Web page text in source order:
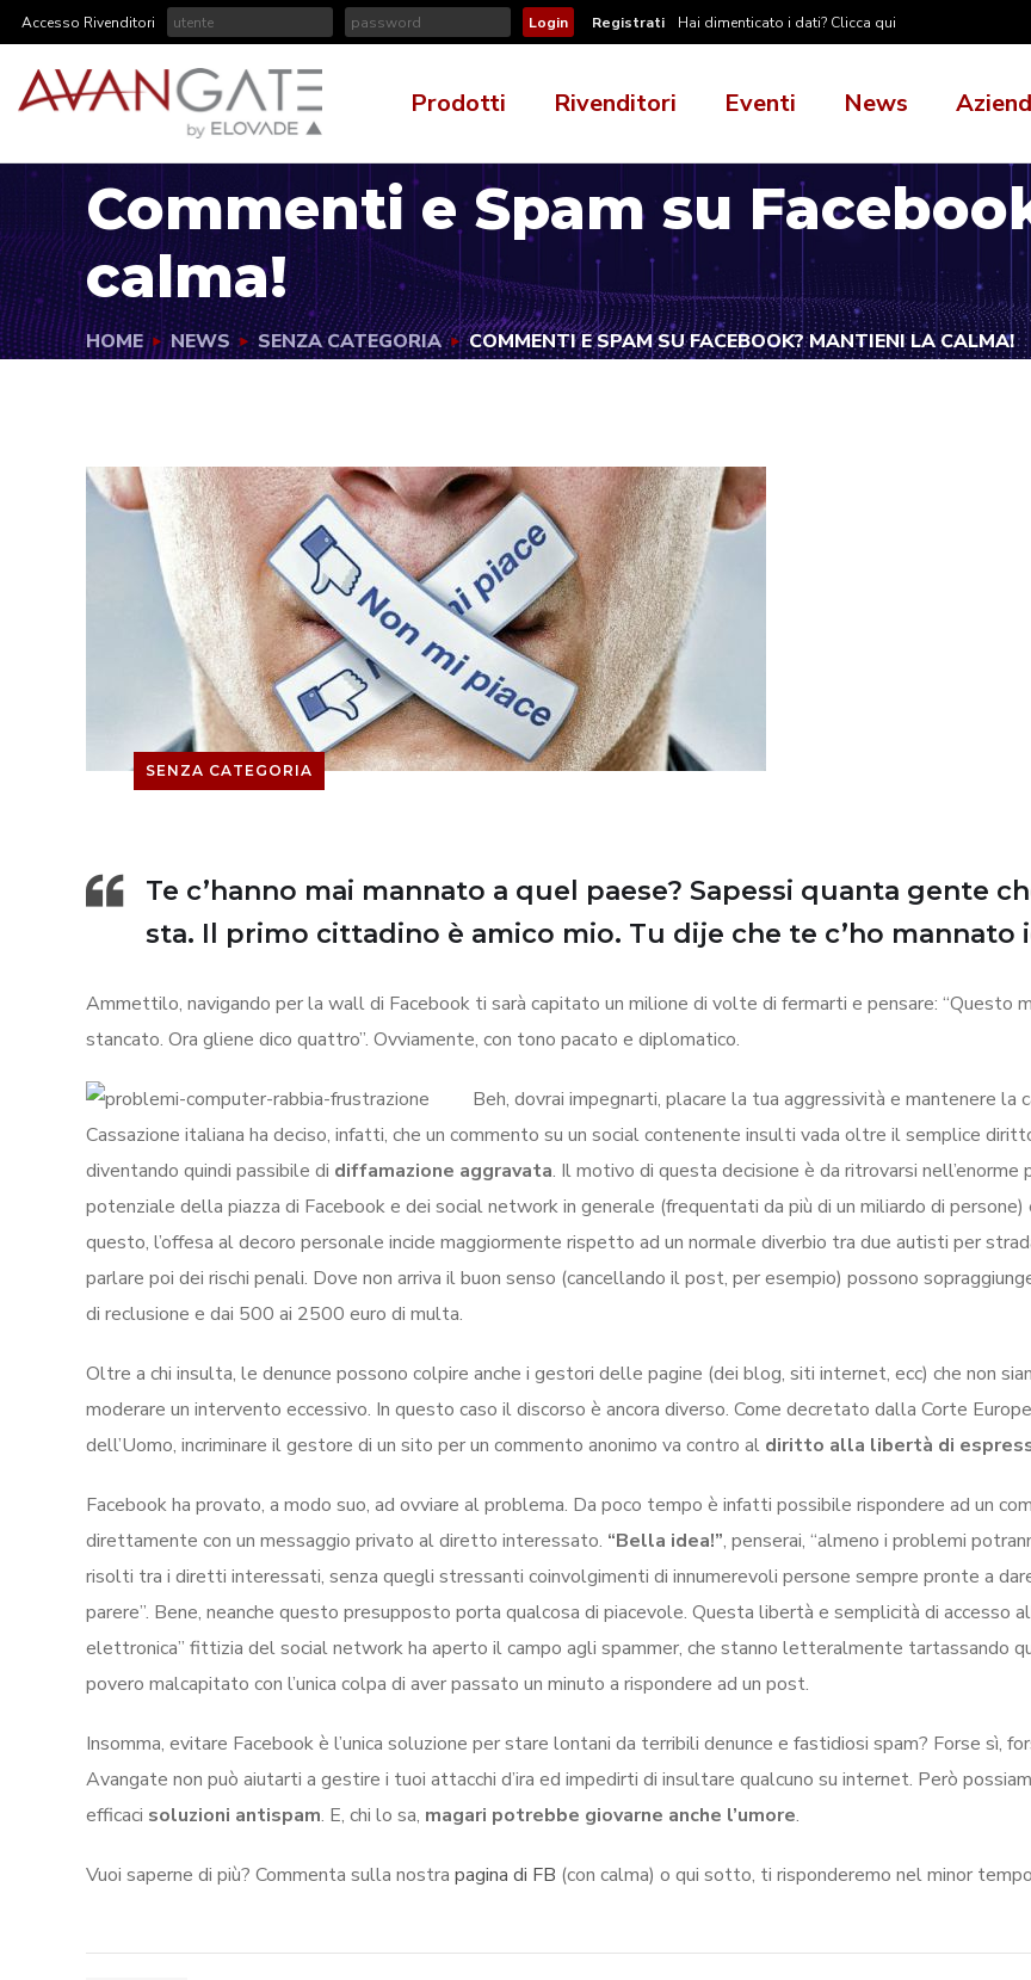
Accesso Rivenditori Registrati Hai dimenticato i dati? Clicca qui
Prodotti Rivenditori Eventi News
Commenti e Spam su
calma!
HOME NEWS SENZA CATEGORIA COMMENTI E SPAM SU FACEBOOK? MANTIENI LA CALMA!
SENZA CATEGORIA
Te c’hanno mai mannato a quel paese? Sapessi quanta gente
sta. Il primo cittadino è amico mio. Tu dije che te c’ho mannato
Ammettilo, navigando per la wall di Facebook ti sarà capitato un milione di volte di fermarti e pensare: “Questo
stancato. Ora gliene dico quattro”. Ovviamente, con tono pacato e diplomatico.
Beh, dovrai impegnarti, placare la tua aggressività e mantenere la
Cassazione italiana ha deciso, infatti, che un commento su un social contenente insulti vada oltre il semplice
diventando quindi passibile di diffamazione aggravata. Il motivo di questa decisione è da ritrovarsi nell’enorme
potenziale della piazza di Facebook e dei social network in generale (frequentati da più di un miliardo di persone)
questo, l’offesa al decoro personale incide maggiormente rispetto ad un normale diverbio tra due autisti per
parlare poi dei rischi penali. Dove non arriva il buon senso (cancellando il post, per esempio) possono
di reclusione e dai 500 ai 2500 euro di multa.
Oltre a chi insulta, le denunce possono colpire anche i gestori delle pagine (dei blog, siti internet, ecc) che non
moderare un intervento eccessivo. In questo caso il discorso è ancora diverso. Come decretato dalla Corte
dell’Uomo, incriminare il gestore di un sito per un commento anonimo va contro al diritto alla libertà di
Facebook ha provato, a modo suo, ad ovviare al problema. Da poco tempo è infatti possibile rispondere ad un
direttamente con un messaggio privato al diretto interessato. “Bella idea!”, penserai, “almeno i problemi
risolti tra i diretti interessati, senza quegli stressanti coinvolgimenti di innumerevoli persone sempre pronte a
parere”. Bene, neanche questo presupposto porta qualcosa di piacevole. Questa libertà e semplicità di accesso
elettronica” fittizia del social network ha aperto il campo agli spammer, che stanno letteralmente tartassando
povero malcapitato con l’unica colpa di aver passato un minuto a rispondere ad un post.
Insomma, evitare Facebook è l’unica soluzione per stare lontani da terribili denunce e fastidiosi spam? Forse sì,
Avangate non può aiutarti a gestire i tuoi attacchi d’ira ed impedirti di insultare qualcuno su internet. Però
efficaci soluzioni antispam. E, chi lo sa, magari potrebbe giovarne anche l’umore.
Vuoi saperne di più? Commenta sulla nostra pagina di FB (con calma) o qui sotto, ti risponderemo nel minor